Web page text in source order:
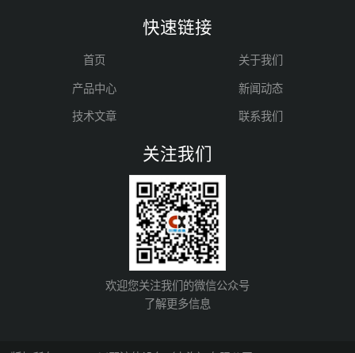
快速链接
首页 关于我们
产品中心 新闻动态
技术文章 联系我们
关注我们
欢迎您关注我们的微信公众号
了解更多信息